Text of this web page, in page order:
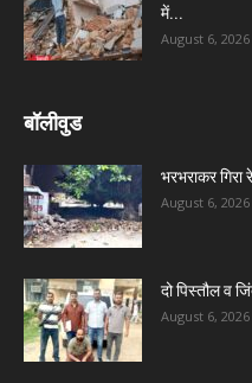
में...
August 6, 2026
बॉलीवुड
भरभराकर
August 6, 2026
दो पिस्तौल व
August 6, 2026